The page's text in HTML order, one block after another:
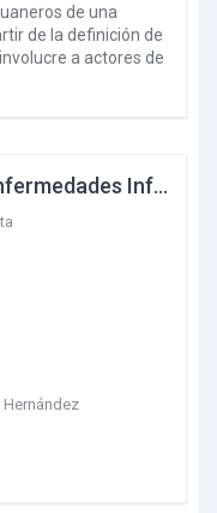
de una
de la definición de
a actores de
Diagnóstico Molecular de Enfermedades Infecciosas de Importancia Fito-Zoosanitaria
Hernández